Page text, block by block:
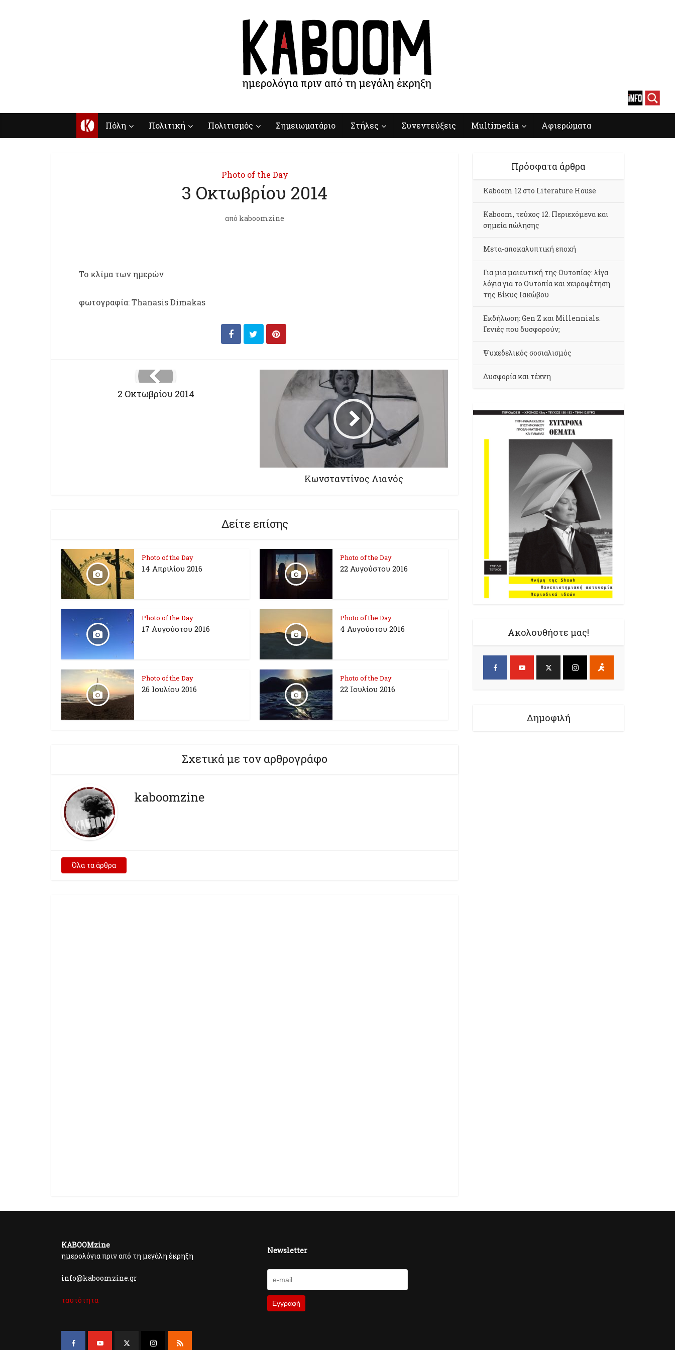
Κ Πόλη Πολιτική Πολιτισμός Σημειωματάριο Στήλες Συνεντεύξεις Multimedia Αφιερώματα
Photo of the Day
3 Οκτωβρίου 2014
από kaboomzine
To κλίμα των ημερών
φωτογραφία: Thanasis Dimakas
2 Οκτωβρίου 2014
Κωνσταντίνος Λιανός
Δείτε επίσης
Photo of the Day
14 Απριλίου 2016
Photo of the Day
22 Αυγούστου 2016
Photo of the Day
17 Aυγούστου 2016
Photo of the Day
4 Αυγούστου 2016
Photo of the Day
26 Ioυλίου 2016
Photo of the Day
22 Ιουλίου 2016
Σχετικά με τον αρθρογράφο
kaboomzine
Όλα τα άρθρα
Πρόσφατα άρθρα
Kaboom 12 στο Literature House
Kaboom, τεύχος 12. Περιεχόμενα και
σημεία πώλησης
Μετα-αποκαλυπτική εποχή
Για μια μαιευτική της Ουτοπίας: λίγα
λόγια για το Ουτοπία και χειραφέτηση
της Βίκυς Ιακώβου
Εκδήλωση: Gen Z και Millennials.
Γενιές που δυσφορούν;
Ψυχεδελικός σοσιαλισμός
Δυσφορία και τέχνη
Ακολουθήστε μας!
Δημοφιλή
KABOOMzine
ημερολόγια πριν από τη μεγάλη έκρηξη
info@kaboomzine.gr
ταυτότητα
Newsletter